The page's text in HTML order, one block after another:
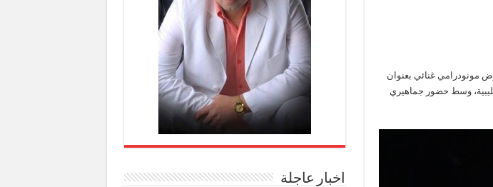
مونودرامي غنائي بعنوان
وسط حضور جماهيري
اخبار عاجلة